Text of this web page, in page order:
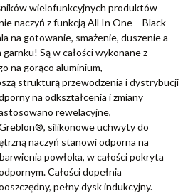
wielofunkcyjnych produktów
naczyń z funkcją All In One – Black
na gotowanie, smażenie, duszenie a
Są w całości wykonane z
na gorąco aluminium,
strukturą przewodzenia i dystrybucji
na odkształcenia i zmiany
rewelacyjne,
silikonowe uchwyty do
naczyń stanowi odporna na
powłoka, w całości pokryta
Całości dopełnia
pełny dysk indukcyjny.